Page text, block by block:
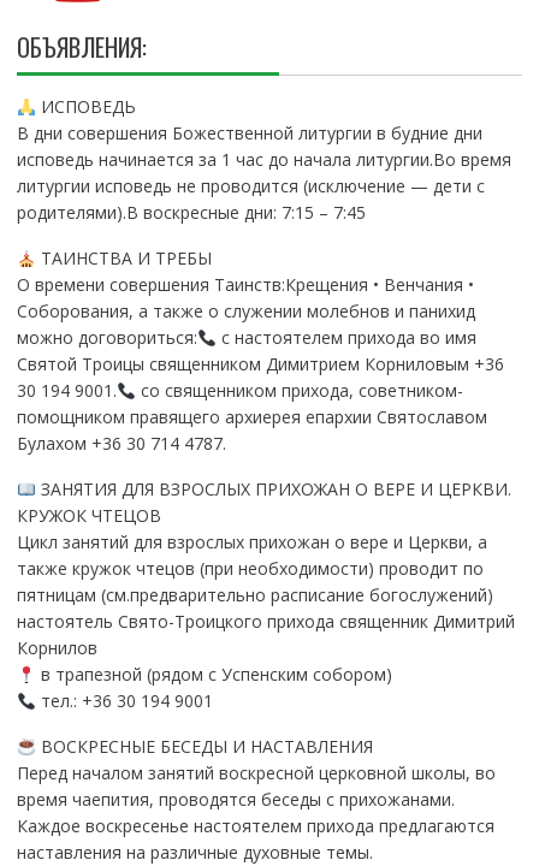
ОБЪЯВЛЕНИЯ:
ИСПОВЕДЬ
В дни совершения Божественной литургии в будние дни
исповедь начинается за 1 час до начала литургии.Во время
литургии исповедь не проводится (исключение — дети с
родителями).В воскресные дни: 7:15 – 7:45
ТАИНСТВА И ТРЕБЫ
О времени совершения Таинств:Крещения • Венчания •
Соборования, а также о служении молебнов и панихид
можно договориться:
с настоятелем прихода во имя
Святой Троицы священником Димитрием Корниловым +36
30 194 9001.
со священником прихода, советником-
помощником правящего архиерея епархии Святославом
Булахом +36 30 714 4787.
ЗАНЯТИЯ ДЛЯ ВЗРОСЛЫХ ПРИХОЖАН О ВЕРЕ И ЦЕРКВИ.
КРУЖОК ЧТЕЦОВ
Цикл занятий для взрослых прихожан о вере и Церкви, а
также кружок чтецов (при необходимости) проводит по
пятницам (см.предварительно расписание богослужений)
настоятель Свято-Троицкого прихода священник Димитрий
Корнилов
в трапезной (рядом с Успенским собором)
тел.: +36 30 194 9001
ВОСКРЕСНЫЕ БЕСЕДЫ И НАСТАВЛЕНИЯ
Перед началом занятий воскресной церковной школы, во
время чаепития, проводятся беседы с прихожанами.
Каждое воскресенье настоятелем прихода предлагаются
наставления на различные духовные темы.